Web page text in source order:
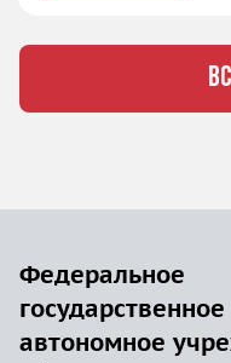
Федеральное
государственное
автономное